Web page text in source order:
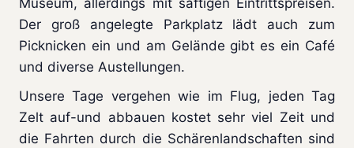
Museum, allerdings mit saftigen Eintrittspreisen.
Der groß angelegte Parkplatz lädt auch zum
Picknicken ein und am Gelände gibt es ein Café
und diverse Austellungen.
Unsere Tage vergehen wie im Flug, jeden Tag
Zelt auf-und abbauen kostet sehr viel Zeit und
die Fahrten durch die Schärenlandschaften sind